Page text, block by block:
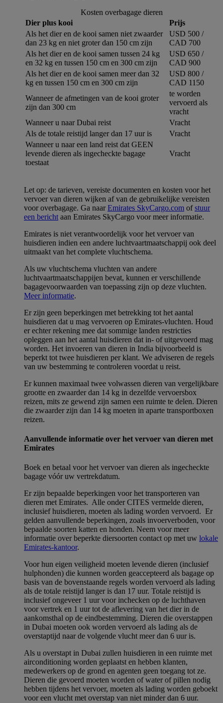
Kosten overbagage dieren
Dier plus kooi
Prijs
Als het dier en de kooi samen niet zwaarder
dan 23 kg en niet groter dan 150 cm zijn
USD 500 /
CAD 700
Als het dier en de kooi samen tussen 24 kg
en 32 kg en tussen 150 cm en 300 cm zijn
USD 650 /
CAD 900
Als het dier en de kooi samen meer dan 32
kg en tussen 150 cm en 300 cm zijn
USD 800 /
CAD 1150
Wanneer de afmetingen van de kooi groter
zijn dan 300 cm
te worden
vervoerd als
vracht
Wanneer u naar Dubai reist
Vracht
Als de totale reistijd langer dan 17 uur is
Vracht
Wanneer u naar een land reist dat GEEN
levende dieren als ingecheckte bagage
toestaat
Vracht
Let op: de tarieven, vereiste documenten en kosten voor het
vervoer van dieren wijken af van de gebruikelijke vereisten
voor overbagage. Ga naarEmirates SkyCargo.com ofstuur
een bericht aan Emirates SkyCargo voor meer informatie.
Emirates is niet verantwoordelijk voor het vervoer van
huisdieren indien een andere luchtvaartmaatschappij ook deel
uitmaakt van het complete vluchtschema.
Als uw vluchtschema vluchten van andere
luchtvaartmaatschappijen bevat, kunnen er verschillende
bagagevoorwaarden van toepassing zijn op deze vluchten.
Meer informatie.
Er zijn geen beperkingen met betrekking tot het aantal
huisdieren dat u mag vervoeren op Emirates-vluchten. Houd
er echter rekening mee dat sommige landen restricties
opleggen aan het aantal huisdieren dat in- of uitgevoerd mag
worden. Het invoeren van dieren in India bijvoorbeeld is
beperkt tot twee huisdieren per klant. We adviseren de regels
van uw bestemming te controleren voordat u reist.
Er kunnen maximaal twee volwassen dieren van vergelijkbare
grootte en zwaarder dan 14 kg in dezelfde vervoersbox
reizen, mits ze gewend zijn samen een ruimte te delen. Dieren
die zwaarder zijn dan 14 kg moeten in aparte transportboxen
reizen.
Aanvullende informatie over het vervoer van dieren met
Emirates
Boek en betaal voor het vervoer van dieren als ingecheckte
bagage vóór uw vertrekdatum.
Er zijn bepaalde beperkingen voor het transporteren van
dieren met Emirates. Alle onder CITES vermelde dieren,
inclusief huisdieren, moeten als lading worden vervoerd. Er
gelden aanvullende beperkingen, zoals invoerverboden, voor
bepaalde soorten katten en honden. Neem voor meer
informatie over beperkte diersoorten contact op met uw lokale
Emirates-kantoor.
Voor hun eigen veiligheid moeten levende dieren (inclusief
hulphonden) die kunnen worden geaccepteerd als bagage op
basis van de bovenstaande regels worden vervoerd als lading
als de totale reistijd langer is dan 17 uur. Totale reistijd is
inclusief ongeveer 1 uur voor inchecken op de luchthaven
voor vertrek en 1 uur tot de aflevering van het dier in de
aankomsthal op de eindbestemming. Dieren die overstappen
in Dubai moeten ook worden vervoerd als lading als de
overstaptijd naar de volgende vlucht meer dan 6 uur is.
Als u overstapt in Dubai zullen huisdieren in een ruimte met
airconditioning worden geplaatst en hebben klanten,
medewerkers op de grond en agenten geen toegang tot ze.
Dieren die gevoerd moeten worden of water of pillen nodig
hebben tijdens het vervoer, moeten als lading worden geboekt
voor een vlucht met overstap van niet minder dan 6 uur.